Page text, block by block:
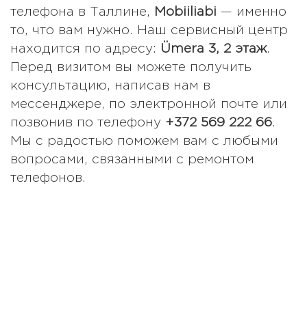
телефона в Таллине,
Mobiiliabi — именно
то, что вам нужно. Наш сервисный центр
находится по адресу: Ümera 3, 2 этаж.
Перед визитом вы можете получить
консультацию, написав нам в
мессенджере, по электронной почте или
позвонив по телефону +372 569 222 66.
Мы с радостью поможем вам с любыми
вопросами, связанными с ремонтом
телефонов.